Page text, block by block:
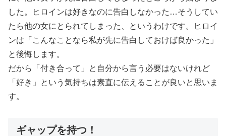
した。ヒロインは好きなのに告白しなかった…そうしてい
たら他の女にとられてしまった、というわけです。ヒロイ
ンは「こんなことなら私が先に告白しておけば良かった」
と後悔します。
だから「付き合って」と自分から言う必要はないけれど
「好き」という気持ちは素直に伝えることが良いと思いま
す。
ギャップを持つ！